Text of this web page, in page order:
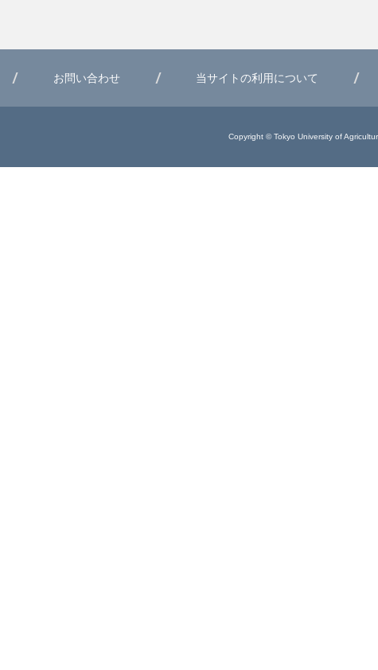
お問い合わせ 当サイトの利用について
Copyright © Tokyo University of